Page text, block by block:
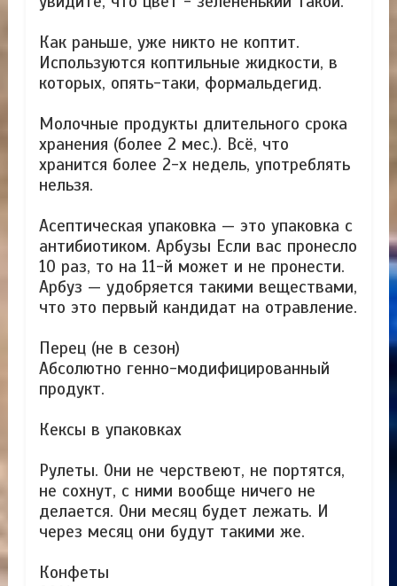
Как раньше, уже никто не коптит.
Используются коптильные жидкости, в
которых, опять-таки, формальдегид.
Молочные продукты длительного срока
хранения (более 2 мес.). Всё, что
хранится более 2-х недель, употреблять
нельзя.
Асептическая упаковка — это упаковка с
антибиотиком. Арбузы Если вас пронесло
10 раз, то на 11-й может и не пронести.
Арбуз — удобряется такими веществами,
что это первый кандидат на отравление.
Перец (не в сезон)
Абсолютно генно-модифицированный
продукт.
Кексы в упаковках
Рулеты. Они не черствеют, не портятся,
не сохнут, с ними вообще ничего не
делается. Они месяц будет лежать. И
через месяц они будут такими же.
Конфеты